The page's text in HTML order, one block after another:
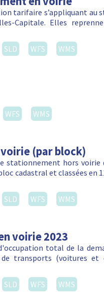
tarifaire s’appliquant au
Capitale. Elles
SLD WFS WMS
WFS WMS
(par block)
stationnement hors voirie
cadastral et classées en
SLD WFS WMS
voirie 2023
total de la
transports (voitures et
SLD WFS WMS